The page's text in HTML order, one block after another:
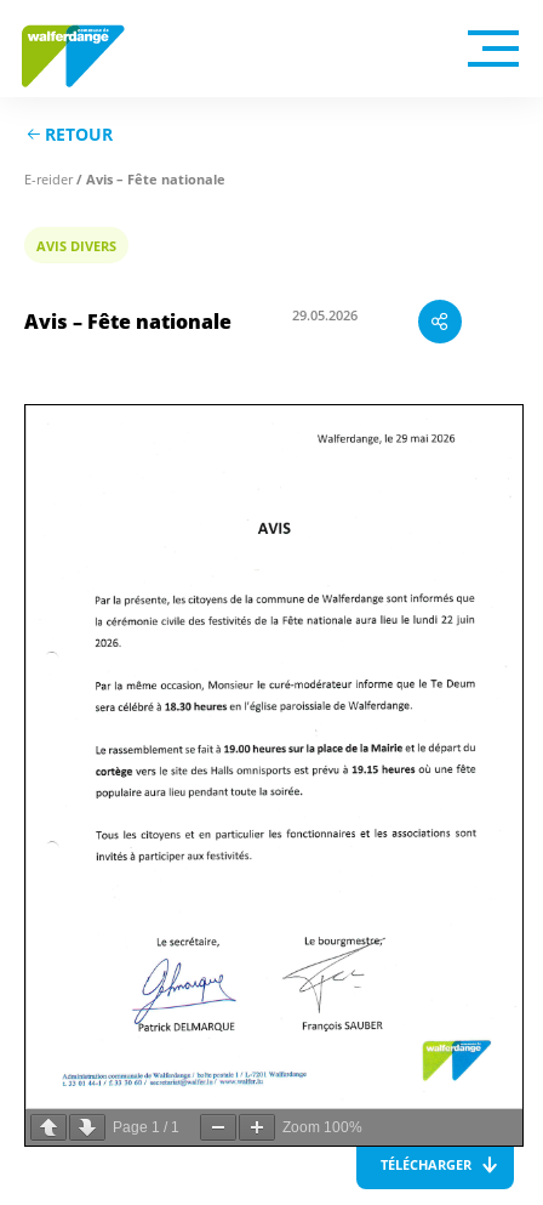
RETOUR
E-reider/ Avis – Fête nationale
AVIS DIVERS
Avis – Fête nationale 29.05.2026
Page 1 / 1 Zoom 100%
TÉLÉCHARGER